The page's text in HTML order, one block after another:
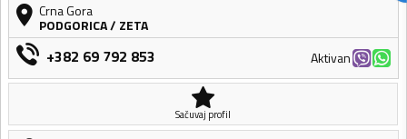
Crna Gora
PODGORICA/ ZETA
+382 69 792 853 Aktivan
Sačuvaj profil